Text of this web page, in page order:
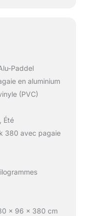
Paddel
en aluminium
(PVC)
Été
380 avec pagaie
x 96 x 380 cm